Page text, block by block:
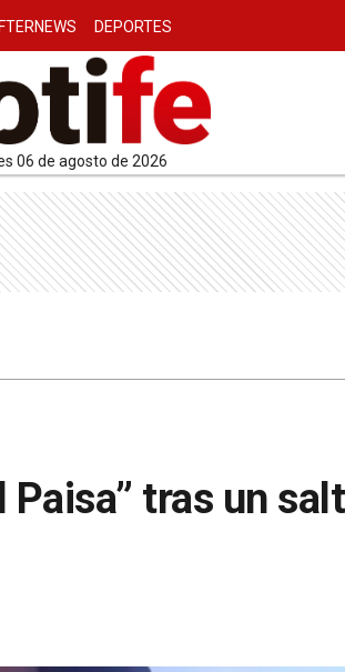
DEPORTES
06 de agosto de 2026
tras un